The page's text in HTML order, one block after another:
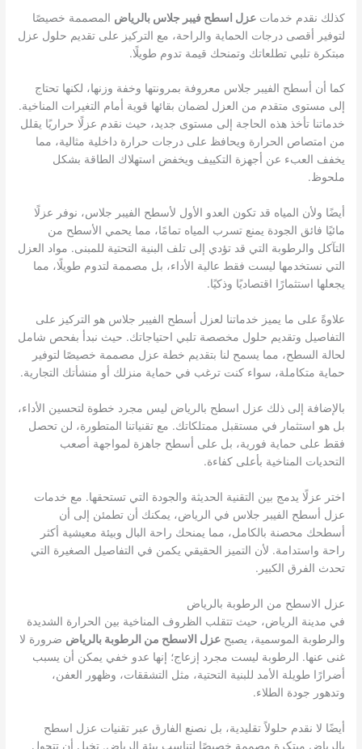
كذلك نقدم خدماتعزل اسطح فيبر جلاس بالرياض المصممة خصيصًا
لتوفير أقصى درجات الحماية والراحة، مع التركيز على تقديم حلول عزل
مبتكرة تلبي تطلعاتك وتمنحك قيمة تدوم طويلًا.
كما أن أسطح الفيبر جلاس معروفة بمرونتها وخفة وزنها، لكنها تحتاج
إلى مستوى متقدم من العزل لضمان بقائها قوية أمام التغيرات المناخية.
خدماتنا تأخذ هذه الحاجة إلى مستوى جديد، حيث نقدم عزلًا حراريًا يقلل
من امتصاص الحرارة ويحافظ على درجات حرارة داخلية مثالية، مما
يخفف العبء عن أجهزة التكييف ويخفض استهلاك الطاقة بشكل
ملحوظ.
أيضًا ولأن المياه قد تكون العدو الأول لأسطح الفيبر جلاس، نوفر عزلًا
مائيًا فائق الجودة يمنع تسرب المياه تمامًا، مما يحمي الأسطح من
التآكل والرطوبة التي قد تؤدي إلى تلف البنية التحتية للمبنى. مواد العزل
التي نستخدمها ليست فقط عالية الأداء، بل مصممة لتدوم طويلًا، مما
يجعلها استثمارًا اقتصاديًا وذكيًا.
علاوةً على ما يميز خدماتنا لعزل أسطح الفيبر جلاس هو التركيز على
التفاصيل وتقديم حلول مخصصة تلبي احتياجاتك. حيث نبدأ بفحص شامل
لحالة السطح، مما يسمح لنا بتقديم خطة عزل مصممة خصيصًا لتوفير
حماية متكاملة، سواء كنت ترغب في حماية منزلك أو منشأتك التجارية.
بالإضافة إلى ذلك عزل اسطح بالرياض ليس مجرد خطوة لتحسين الأداء،
بل هو استثمار في مستقبل ممتلكاتك. مع تقنياتنا المتطورة، لن تحصل
فقط على حماية فورية، بل على أسطح جاهزة لمواجهة أصعب
التحديات المناخية بأعلى كفاءة.
اختر عزلًا يدمج بين التقنية الحديثة والجودة التي تستحقها. مع خدمات
عزل أسطح الفيبر جلاس في الرياض، يمكنك أن تطمئن إلى أن
أسطحك محصنة بالكامل، مما يمنحك راحة البال وبيئة معيشية أكثر
راحة واستدامة. لأن التميز الحقيقي يكمن في التفاصيل الصغيرة التي
تحدث الفرق الكبير.
عزل الاسطح من الرطوبة بالرياض
في مدينة الرياض، حيث تتقلب الظروف المناخية بين الحرارة الشديدة
والرطوبة الموسمية، يصبحعزل الاسطح من الرطوبة بالرياض ضرورة لا
غنى عنها. الرطوبة ليست مجرد إزعاج؛ إنها عدو خفي يمكن أن يسبب
أضرارًا طويلة الأمد للبنية التحتية، مثل التشققات، وظهور العفن،
وتدهور جودة الطلاء.
أيضًا لا نقدم حلولاً تقليدية، بل نصنع الفارق عبر تقنيات عزل اسطح
بالرياض مبتكرة مصممة خصيصًا لتناسب بيئة الرياض. تخيل أن تتحول